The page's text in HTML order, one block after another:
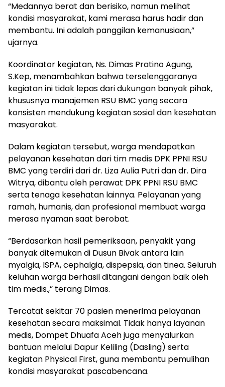
“Medannya berat dan berisiko, namun melihat
kondisi masyarakat, kami merasa harus hadir dan
membantu. Ini adalah panggilan kemanusiaan,”
ujarnya.
Koordinator kegiatan, Ns. Dimas Pratino Agung,
S.Kep, menambahkan bahwa terselenggaranya
kegiatan ini tidak lepas dari dukungan banyak pihak,
khususnya manajemen RSU BMC yang secara
konsisten mendukung kegiatan sosial dan kesehatan
masyarakat.
Dalam kegiatan tersebut, warga mendapatkan
pelayanan kesehatan dari tim medis DPK PPNI RSU
BMC yang terdiri dari dr. Liza Aulia Putri dan dr. Dira
Witrya, dibantu oleh perawat DPK PPNI RSU BMC
serta tenaga kesehatan lainnya. Pelayanan yang
ramah, humanis, dan profesional membuat warga
merasa nyaman saat berobat.
“Berdasarkan hasil pemeriksaan, penyakit yang
banyak ditemukan di Dusun Bivak antara lain
myalgia, ISPA, cephalgia, dispepsia, dan tinea. Seluruh
keluhan warga berhasil ditangani dengan baik oleh
tim medis.,” terang Dimas.
Tercatat sekitar 70 pasien menerima pelayanan
kesehatan secara maksimal. Tidak hanya layanan
medis, Dompet Dhuafa Aceh juga menyalurkan
bantuan melalui Dapur Keliling (Dasling) serta
kegiatan Physical First, guna membantu pemulihan
kondisi masyarakat pascabencana.